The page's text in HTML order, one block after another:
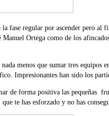
fase regular por ascender pero al
Manuel Ortega como de los
menos que sumar tres
Impresionantes han sido los
de forma positiva las pequeñas
te has esforzado y no has